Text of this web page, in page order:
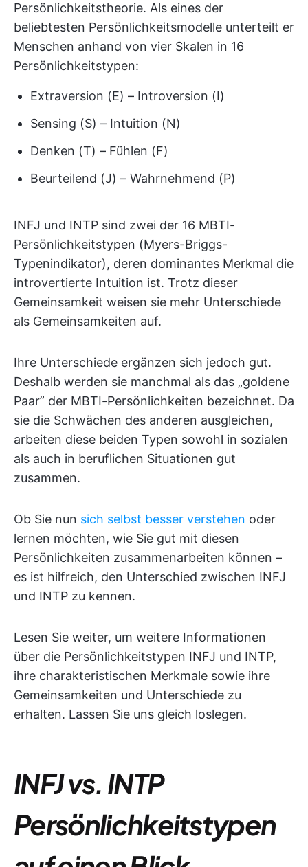
Persönlichkeitstheorie. Als eines der
beliebtesten Persönlichkeitsmodelle unterteilt er
Menschen anhand von vier Skalen in 16
Persönlichkeitstypen:
Extraversion (E) – Introversion (I)
Sensing (S) – Intuition (N)
Denken (T) – Fühlen (F)
Beurteilend (J) – Wahrnehmend (P)
INFJ und INTP sind zwei der 16 MBTI-
Persönlichkeitstypen (Myers-Briggs-
Typenindikator), deren dominantes Merkmal die
introvertierte Intuition ist. Trotz dieser
Gemeinsamkeit weisen sie mehr Unterschiede
als Gemeinsamkeiten auf.
Ihre Unterschiede ergänzen sich jedoch gut.
Deshalb werden sie manchmal als das „goldene
Paar” der MBTI-Persönlichkeiten bezeichnet. Da
sie die Schwächen des anderen ausgleichen,
arbeiten diese beiden Typen sowohl in sozialen
als auch in beruflichen Situationen gut
zusammen.
Ob Sie nun sich selbst besser verstehen oder
lernen möchten, wie Sie gut mit diesen
Persönlichkeiten zusammenarbeiten können –
es ist hilfreich, den Unterschied zwischen INFJ
und INTP zu kennen.
Lesen Sie weiter, um weitere Informationen
über die Persönlichkeitstypen INFJ und INTP,
ihre charakteristischen Merkmale sowie ihre
Gemeinsamkeiten und Unterschiede zu
erhalten. Lassen Sie uns gleich loslegen.
INFJ vs. INTP
Persönlichkeitstypen